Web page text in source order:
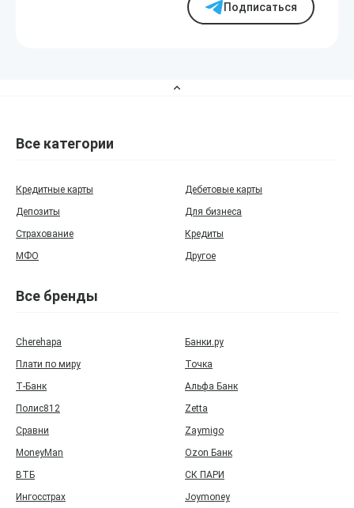
Подписаться
Все категории
Кредитные карты
Дебетовые карты
Депозиты
Для бизнеса
Страхование
Кредиты
МФО
Другое
Все бренды
Cherehapa
Банки.ру
Плати по миру
Точка
Т‑Банк
Альфа Банк
Полис812
Zetta
Сравни
Zaymigo
MoneyMan
Ozon Банк
ВТБ
СК ПАРИ
Ингосстрах
Joymoney